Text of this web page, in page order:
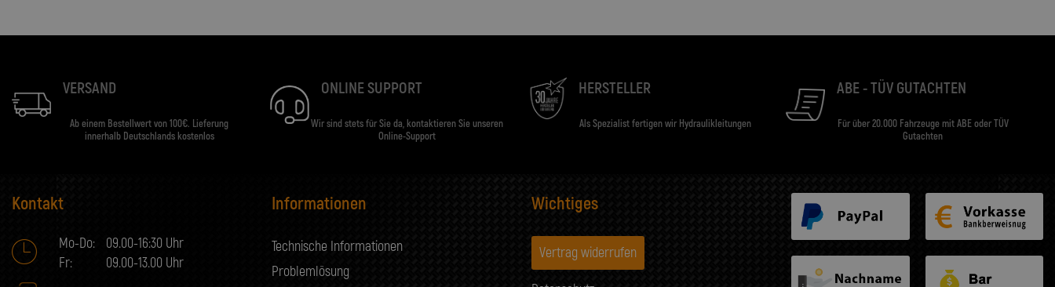
VERSAND
Ab einem Bestellwert von 100€. Lieferung
innerhalb Deutschlands kostenlos
ONLINE SUPPORT
Wir sind stets für Sie da, kontaktieren Sie unseren
Online-Support
HERSTELLER
Als Spezialist fertigen wir Hydraulikleitungen
ABE - TÜV GUTACHTEN
Für über 20.000 Fahrzeuge mit ABE oder TÜV
Gutachten
Kontakt
Mo-Do:
09.00-16:30 Uhr
Fr:
09.00-13.00 Uhr
Informationen
Technische Informationen
Problemlösung
Wichtiges
Vertrag widerrufen